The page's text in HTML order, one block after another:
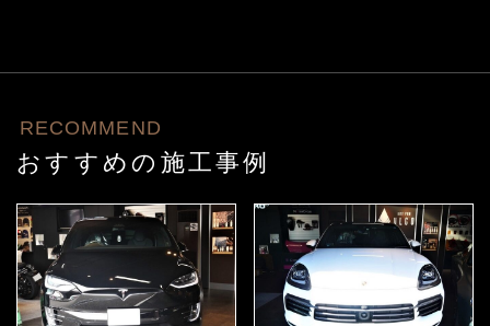
RECOMMEND
おすすめの施工事例